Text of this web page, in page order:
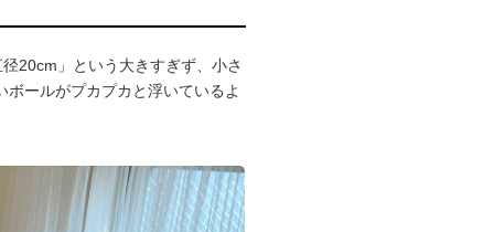
20cm」という大きすぎず、小さ
ールがプカプカと浮いているよ